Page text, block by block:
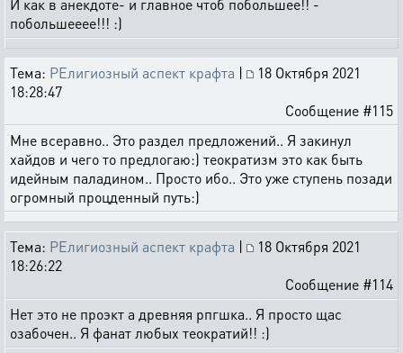
И как в анекдоте- и главное чтоб побольшее!! -
побольшееее!!! :)
Тема: РЕлигиозный аспект крафта |
18 Октября 2021
18:28:47
Сообщение #115
Мне всеравно.. Это раздел предложений.. Я закинул
хайдов и чего то предлогаю:) теократизм это как быть
идейным паладином.. Просто ибо.. Это уже ступень позади
огромный процденный путь:)
Тема: РЕлигиозный аспект крафта |
18 Октября 2021
18:26:22
Сообщение #114
Нет это не проэкт а древняя рпгшка.. Я просто щас
озабочен.. Я фанат любых теократий!! :)